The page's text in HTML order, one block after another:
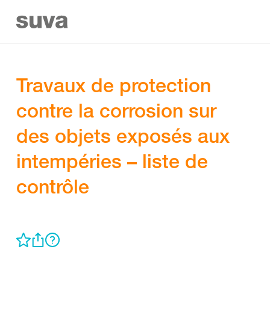
Travaux de protection
contre la corrosion sur
des objets exposés aux
intempéries – liste de
contrôle